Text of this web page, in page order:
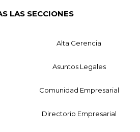
LAS SECCIONES
Alta Gerencia
Asuntos Legales
Comunidad Empresarial
Directorio Empresarial